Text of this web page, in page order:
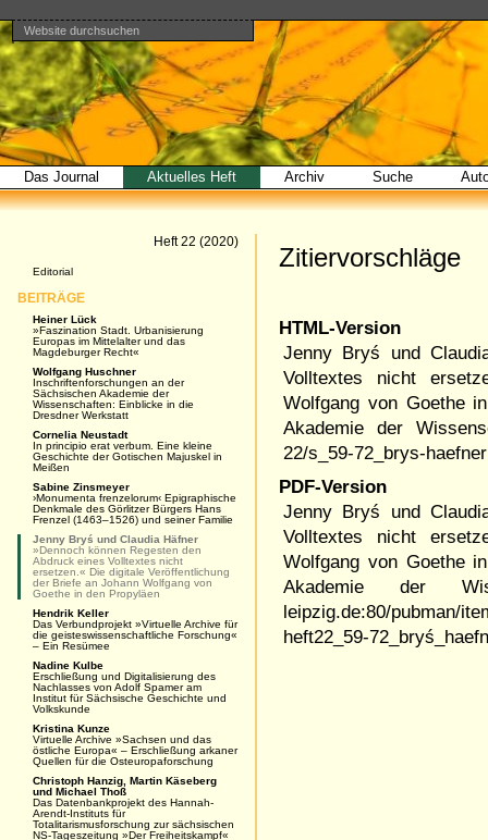
Direkt
zum
Inhalt
|
Direkt
zur
Navigation
Benutzerspezifische
Werkzeuge
Website durchsuchen
Erweiterte
Suche…
Bereiche
Das Journal Aktuelles Heft Archiv Suche
Zitiervorschläge
HTML-Version
Jenny Bryś und
Volltextes nicht
Wolfgang von Goethe
Akademie der
22/s_59-72_brys-haefner
PDF-Version
Jenny Bryś und
Volltextes nicht
Wolfgang von Goethe
Akademie der
leipzig.de:80/pubman/
heft22_59-
Heft 22 (2020)
Editorial
BEITRÄGE
Heiner Lück
»Faszination Stadt. Urbanisierung
Europas im Mittelalter und das
Magdeburger Recht«
Wolfgang Huschner
Inschriftenforschungen an der
Sächsischen Akademie der
Wissenschaften: Einblicke in die
Dresdner Werkstatt
Cornelia Neustadt
In principio erat verbum. Eine kleine
Geschichte der Gotischen Majuskel in
Meißen
Sabine Zinsmeyer
›Monumenta frenzelorum‹ Epigraphische
Denkmale des Görlitzer Bürgers Hans
Frenzel (1463–1526) und seiner Familie
Jenny Bryś und Claudia Häfner
»Dennoch können Regesten den
Abdruck eines Volltextes nicht
ersetzen.« Die digitale Veröffentlichung
der Briefe an Johann Wolfgang von
Goethe in den Propyläen
Hendrik Keller
Das Verbundprojekt »Virtuelle Archive für
die geisteswissenschaftliche Forschung«
– Ein Resümee
Nadine Kulbe
Erschließung und Digitalisierung des
Nachlasses von Adolf Spamer am
Institut für Sächsische Geschichte und
Volkskunde
Kristina Kunze
Virtuelle Archive »Sachsen und das
östliche Europa« – Erschließung arkaner
Quellen für die Osteuropaforschung
Christoph Hanzig, Martin Käseberg
und Michael Thoß
Das Datenbankprojekt des Hannah-
Arendt-Instituts für
Totalitarismusforschung zur sächsischen
NS-Tageszeitung »Der Freiheitskampf«